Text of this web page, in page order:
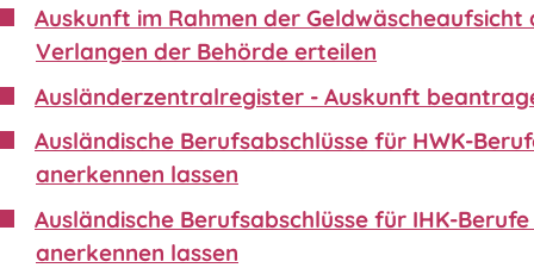
Auskunft im Rahmen der Geldwäscheaufsicht
Verlangen der Behörde erteilen
Ausländerzentralregister - Auskunft
Ausländische Berufsabschlüsse für HWK-
anerkennen lassen
Ausländische Berufsabschlüsse für IHK-Berufe
anerkennen lassen